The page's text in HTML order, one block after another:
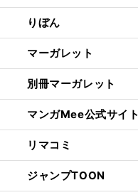
りぼん
マーガレット
別冊マーガレット
マンガMee公式サイト
リマコミ
ジャンプTOON